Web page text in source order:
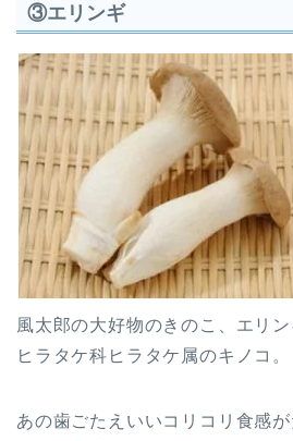
③エリンギ
風太郎の大好物のきのこ、エリン
ヒラタケ科ヒラタケ属のキノコ。
あの歯ごたえいいコリコリ食感